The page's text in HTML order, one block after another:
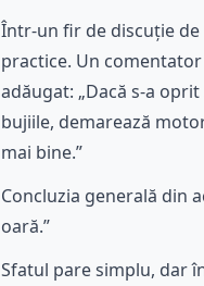
Într-un fir de discuție
practice. Un
adăugat: „Dacă s-a
bujiile, demarează
mai bine.”
Concluzia generală din
oară.”
Sfatul pare simplu, dar